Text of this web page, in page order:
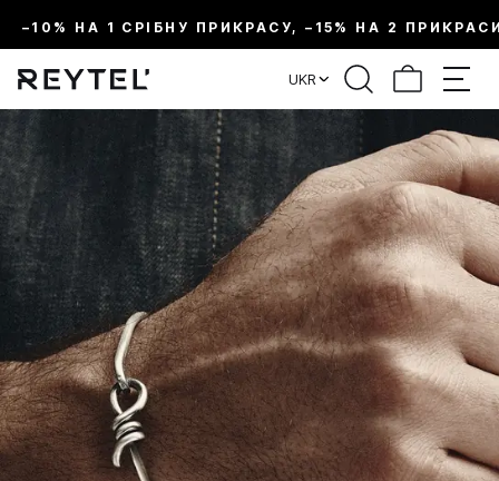
–10% НА 1 СРІБНУ ПРИКРАСУ, –15% НА 2
UKR